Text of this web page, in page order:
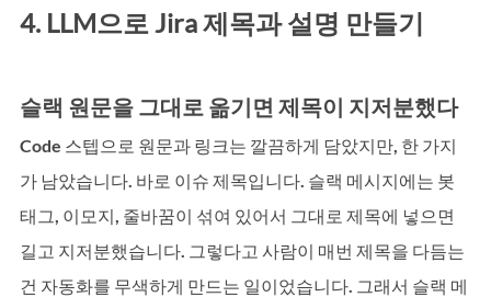
4. LLM으로 Jira 제목과 설명 만들기
슬랙 원문을 그대로 옮기면 제목이 지저분했다
Code 스텝으로 원문과 링크는 깔끔하게 담았지만, 한 가지
가 남았습니다. 바로 이슈 제목입니다. 슬랙 메시지에는 봇
태그, 이모지, 줄바꿈이 섞여 있어서 그대로 제목에 넣으면
길고 지저분했습니다. 그렇다고 사람이 매번 제목을 다듬는
건 자동화를 무색하게 만드는 일이었습니다. 그래서 슬랙 메